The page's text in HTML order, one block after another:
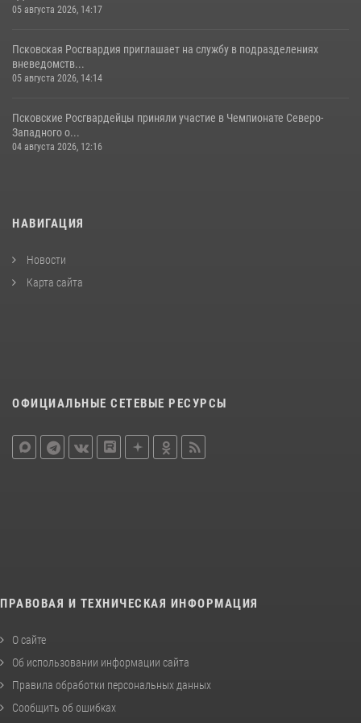
05 августа 2026, 14:17
Псковская Росгвардия приглашает на службу в подразделениях
вневедомств...
05 августа 2026, 14:14
Псковские Росгвардейцы приняли участие в Чемпионате Северо-
Западного о...
04 августа 2026, 12:16
НАВИГАЦИЯ
Новости
Карта сайта
ОФИЦИАЛЬНЫЕ СЕТЕВЫЕ РЕСУРСЫ
ПРАВОВАЯ И ТЕХНИЧЕСКАЯ ИНФОРМАЦИЯ
О сайте
Об использовании информации сайта
Правила обработки персональных данных
Сообщить об ошибках